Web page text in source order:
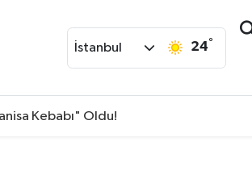
İstanbul 24°
Kebabı" Oldu!